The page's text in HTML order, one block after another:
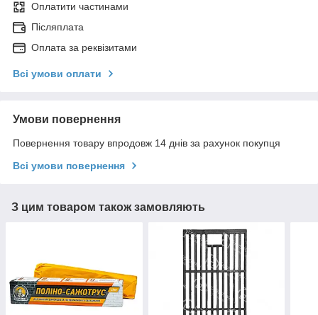
Оплатити частинами
Післяплата
Оплата за реквізитами
Всі умови оплати
Умови повернення
Повернення товару впродовж 14 днів за рахунок покупця
Всі умови повернення
З цим товаром також замовляють